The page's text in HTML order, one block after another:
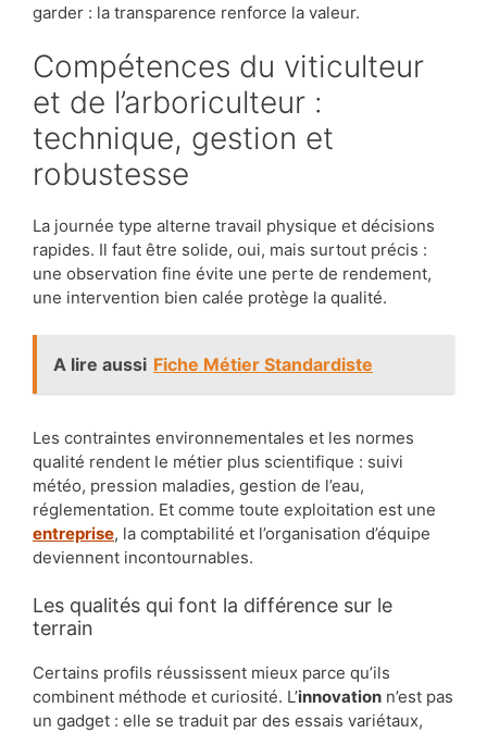
garder : la transparence renforce la valeur.
Compétences du viticulteur
et de l’arboriculteur :
technique, gestion et
robustesse
La journée type alterne travail physique et décisions
rapides. Il faut être solide, oui, mais surtout précis :
une observation fine évite une perte de rendement,
une intervention bien calée protège la qualité.
A lire aussi Fiche Métier Standardiste
Les contraintes environnementales et les normes
qualité rendent le métier plus scientifique : suivi
météo, pression maladies, gestion de l’eau,
réglementation. Et comme toute exploitation est une
entreprise, la comptabilité et l’organisation d’équipe
deviennent incontournables.
Les qualités qui font la différence sur le
terrain
Certains profils réussissent mieux parce qu’ils
combinent méthode et curiosité. L’innovation n’est pas
un gadget : elle se traduit par des essais variétaux,